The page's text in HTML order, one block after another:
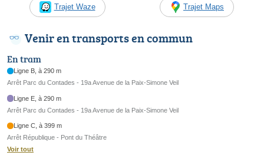
Trajet Waze Trajet Maps
Venir en transports en commun
En tram
Ligne B, à 290 m
Arrêt Parc du Contades - 19a Avenue de la Paix-Simone Veil
Ligne E, à 290 m
Arrêt Parc du Contades - 19a Avenue de la Paix-Simone Veil
Ligne C, à 399 m
Arrêt République - Pont du Théâtre
Voir tout